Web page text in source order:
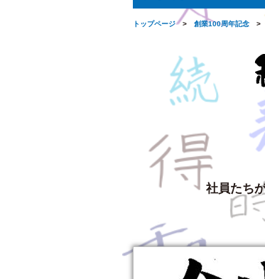
トップページ> 創業100周年記念 >
社員たち